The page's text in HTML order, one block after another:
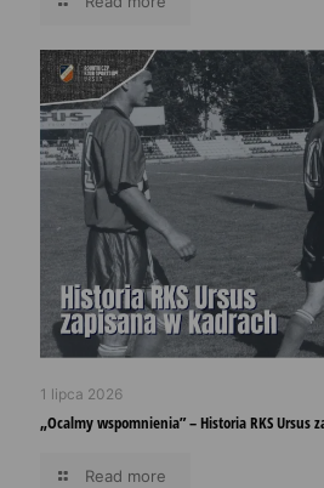
1 lipca 2026
„Ocalmy wspomnienia” – Historia RKS Ursus
Read more